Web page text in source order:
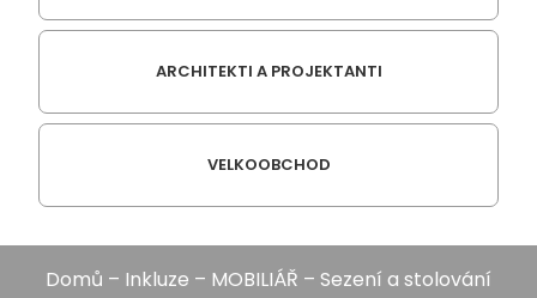
ARCHITEKTI A PROJEKTANTI
VELKOOBCHOD
Domů – Inkluze – MOBILIÁŘ – Sezení a stolování